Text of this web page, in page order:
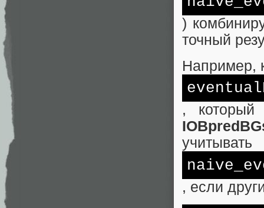
)
точный
Например,
, который
учитывать
, если